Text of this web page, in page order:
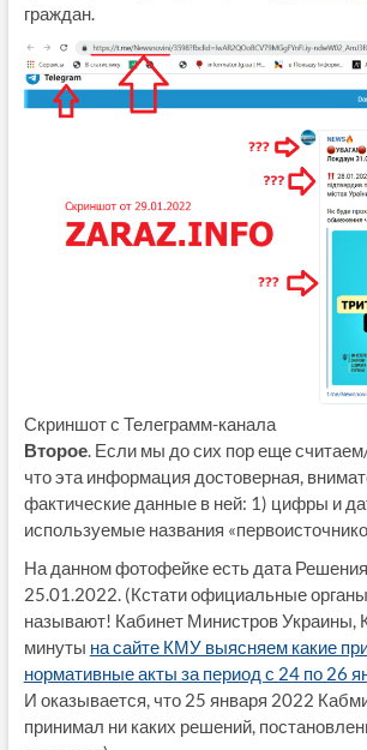
граждан.
Скриншот с Телеграмм-канала
Второе. Если мы до сих пор еще
что эта информация достоверная,
фактические данные в ней: 1) цифры и
используемые названия
На данном фотофейке есть дата
25.01.2022. (Кстати официальные
называют! Кабинет Министров Украины,
минуты на сайте КМУ выясняем какие
нормативные акты за период с 24 по 26
И оказывается, что 25 января 2022
принимал ни каких решений,